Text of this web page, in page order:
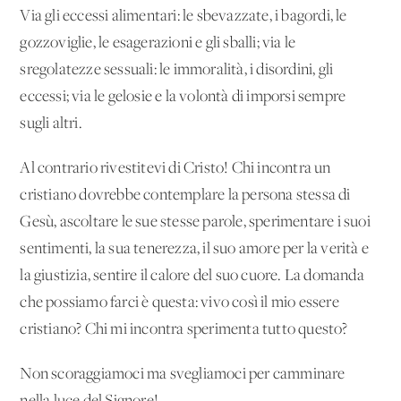
Via gli eccessi alimentari: le sbevazzate, i bagordi, le
gozzoviglie, le esagerazioni e gli sballi; via le
sregolatezze sessuali: le immoralità, i disordini, gli
eccessi; via le gelosie e la volontà di imporsi sempre
sugli altri.
Al contrario rivestitevi di Cristo! Chi incontra un
cristiano dovrebbe contemplare la persona stessa di
Gesù, ascoltare le sue stesse parole, sperimentare i suoi
sentimenti, la sua tenerezza, il suo amore per la verità e
la giustizia, sentire il calore del suo cuore. La domanda
che possiamo farci è questa: vivo così il mio essere
cristiano? Chi mi incontra sperimenta tutto questo?
Non scoraggiamoci ma svegliamoci per camminare